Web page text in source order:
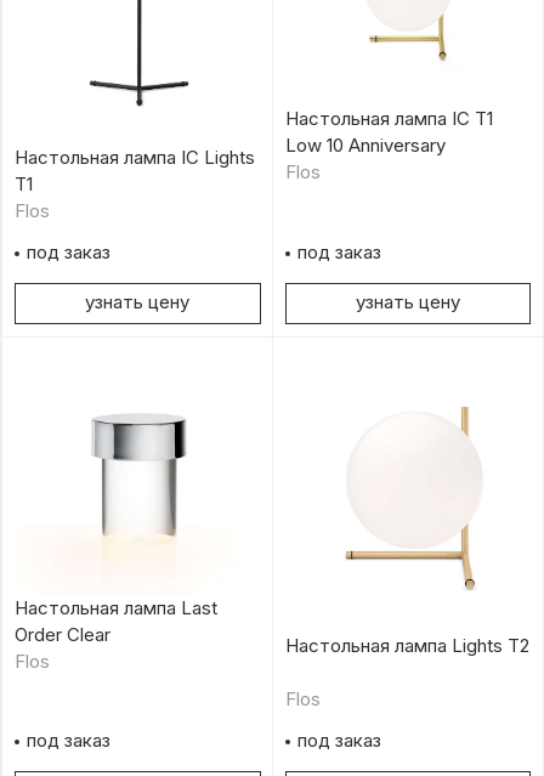
Настольная лампа IC Lights
T1
Flos
под заказ
узнать цену
Настольная лампа IC T1
Low 10 Anniversary
Flos
под заказ
узнать цену
Настольная лампа Last
Order Clear
Flos
под заказ
Настольная лампа Lights T2
Flos
под заказ